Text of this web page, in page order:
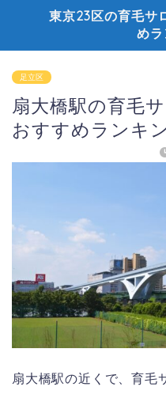
東京23区の育毛サ
め
足立区
扇大橋駅の育毛
おすすめランキ
扇大橋駅の近くで、育毛